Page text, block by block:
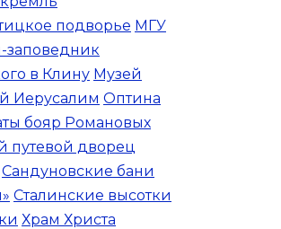
подворье МГУ
заповедник
в Клину Музей
Иерусалим Оптина
бояр Романовых
путевой дворец
Сандуновские бани
Сталинские высотки
Храм Христа